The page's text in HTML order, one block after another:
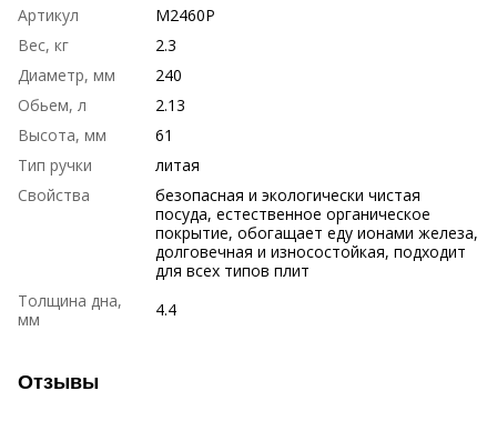
Артикул
M2460P
Вес, кг
2.3
Диаметр, мм
240
Обьем, л
2.13
Высота, мм
61
Тип ручки
литая
Свойства
безопасная и экологически чистая
посуда, естественное органическое
покрытие, обогащает еду ионами железа,
долговечная и износостойкая, подходит
для всех типов плит
Толщина дна,
мм
4.4
Отзывы